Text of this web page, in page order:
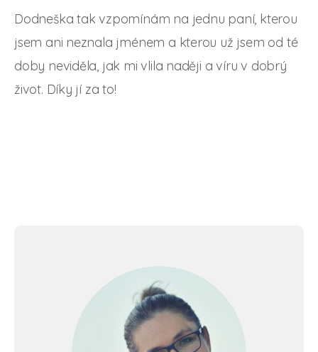
Dodneška tak vzpomínám na jednu paní, kterou
jsem ani neznala jménem a kterou už jsem od té
doby neviděla, jak mi vlila naději a víru v dobrý
život. Díky jí za to!